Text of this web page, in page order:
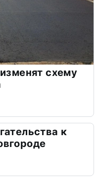
схему
к